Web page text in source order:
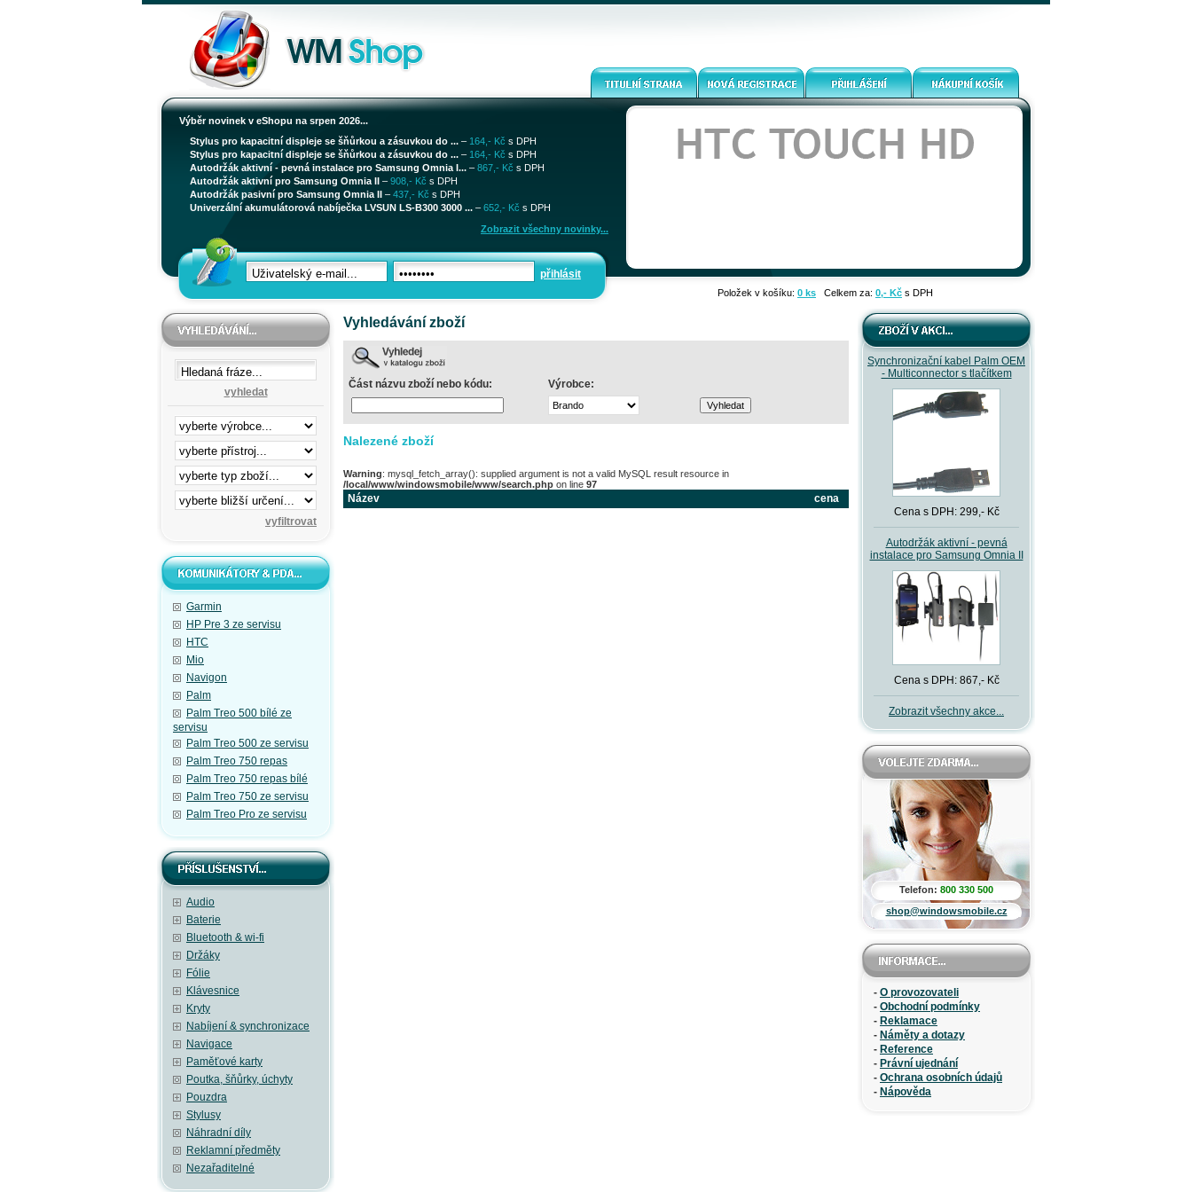
Výběr novinek v eShopu na srpen 2026...
Stylus pro kapacitní displeje se šňůrkou a zásuvkou do ... – 164,- Kč s DPH
Stylus pro kapacitní displeje se šňůrkou a zásuvkou do ... – 164,- Kč s DPH
Autodržák aktivní - pevná instalace pro Samsung Omnia I... – 867,- Kč s DPH
Autodržák aktivní pro Samsung Omnia II – 908,- Kč s DPH
Autodržák pasivní pro Samsung Omnia II – 437,- Kč s DPH
Univerzální akumulátorová nabíječka LVSUN LS-B300 3000 ... – 652,- Kč s DPH
Zobrazit všechny novinky...
přihlásit
Položek v košíku: 0 ks Celkem za: 0,- Kč s DPH
vyhledat
Garmin
HP Pre 3 ze servisu
HTC
Mio
Navigon
Palm
Palm Treo 500 bílé ze
servisu
Palm Treo 500 ze servisu
Palm Treo 750 repas
Palm Treo 750 repas bílé
Palm Treo 750 ze servisu
Palm Treo Pro ze servisu
Audio
Baterie
Bluetooth & wi-fi
Držáky
Fólie
Klávesnice
Kryty
Nabíjení & synchronizace
Navigace
Paměťové karty
Poutka, šňůrky, úchyty
Pouzdra
Stylusy
Náhradní díly
Reklamní předměty
Nezařaditelné
Synchronizační kabel Palm OEM
- Multiconnector s tlačítkem
Cena s DPH: 299,- Kč
Autodržák aktivní - pevná
instalace pro Samsung Omnia II
Cena s DPH: 867,- Kč
Zobrazit všechny akce...
Telefon: 800 330 500
shop@windowsmobile.cz
- O provozovateli
- Obchodní podmínky
- Reklamace
- Náměty a dotazy
- Reference
- Právní ujednání
- Ochrana osobních údajů
- Nápověda
Vyhledávání zboží
Část názvu zboží nebo kódu: Výrobce:
Nalezené zboží
Warning: mysql_fetch_array(): supplied argument is not a valid MySQL result resource in
/local/www/windowsmobile/www/search.php on line 97
Název cena